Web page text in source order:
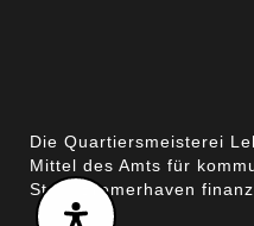
Die Quartiersmeisterei
Mittel des Amts für
Stadt Bremerhaven